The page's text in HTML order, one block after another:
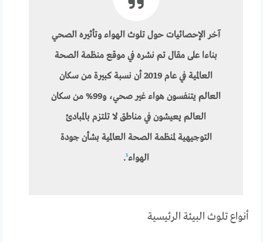
آخر الإحصائيات حول تلوث الهواء وتأثيره الصحي
بناءا على مقال تم نشره في موقع منظمة الصحة
العالمية في عام 2019 أن نسبة كبيرة من سكان
العالم يتنفسون هواء غير صحي، و99% من سكان
العالم يعيشون في مناطق لا تلتزم بالمبادئ
التوجيهية لمنظمة الصحة العالمية بشأن جودة
الهواء¹
.
أنواع تلوث البيئة الرئيسية